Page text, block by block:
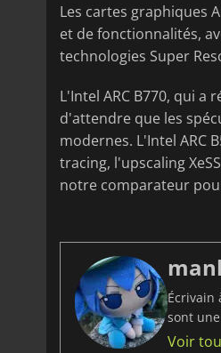
Les cartes graphiques
et de fonctionnalités,
technologies Super
L'Intel ARC B770, qui
d'attendre que les
modernes. L'Intel ARC
tracing, l'upscaling
notre comparateur
Écrivain
sont
Voir